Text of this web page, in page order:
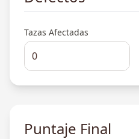
Tazas Afectadas
Puntaje Final